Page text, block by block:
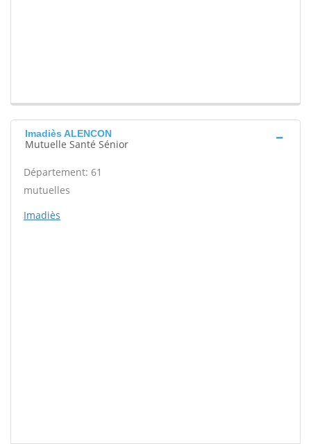
Imadiès ALENCON
Mutuelle Santé Sénior
Département: 61
mutuelles
Imadiès